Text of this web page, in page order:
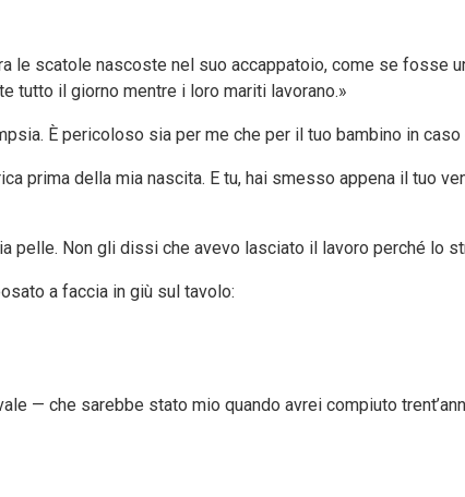
le scatole nascoste nel suo accappatoio, come se fosse
tutto il giorno mentre i loro mariti lavorano.»
È pericoloso sia per me che per il tuo bambino in caso
prima della mia nascita. E tu, hai smesso appena il tuo
pelle. Non gli dissi che avevo lasciato il lavoro perché
a faccia in giù sul tavolo:
— che sarebbe stato mio quando avrei compiuto